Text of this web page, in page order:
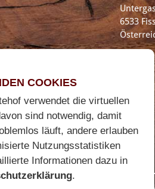
6533
Fax:
zulassen, um diesen Inhalt
COOKIES
verwendet die virtuellen
sind notwendig, damit
läuft, andere erlauben
Nutzungsstatistiken
Informationen dazu in
.